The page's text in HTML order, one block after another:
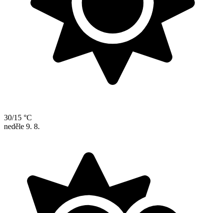
30/15 °C
neděle 9. 8.